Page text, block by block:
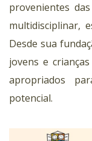
provenientes
multidisciplinar,
Desde sua
jovens e
apropriados
potencial.